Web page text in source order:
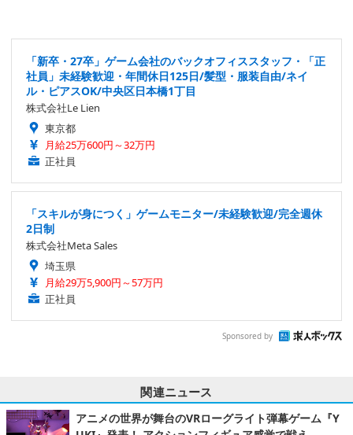
「新卒・27卒」ゲーム会社のバックオフィススタッフ・「正
社員」未経験歓迎・年間休日125日/髪型・服装自由/ネイ
ル・ピアスOK/中央区日本橋1丁目
株式会社Le Lien
東京都
月給25万600円～32万円
正社員
「スキルが身につく」ゲームモニター/未経験歓迎/完全週休
2日制
株式会社Meta Sales
埼玉県
月給29万5,900円～57万円
正社員
Sponsored by
関連ニュース
アニメの世界が舞台のVRローグライト弾幕ゲーム『Y